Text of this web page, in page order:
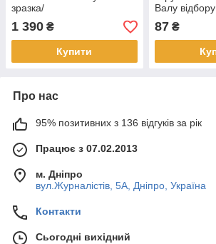
зразка/
1 390 ₴
Купити
Валу
гальмом.,
коробки.
87₴
Про нас
95% позитивних з 136 відгуків за рік
Працює з 07.02.2013
м. Дніпро
вул.Журналістів, 5А, Дніпро, Україна
Контакти
Сьогодні вихідний